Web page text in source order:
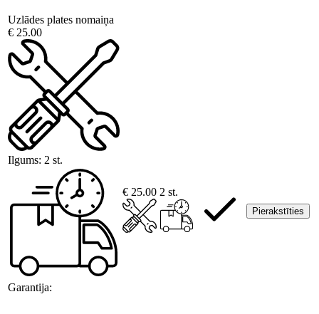
Uzlādes plates nomaiņa
€ 25.00
Ilgums: 2 st.
Garantija:
€ 25.00 2 st.
Pierakstīties